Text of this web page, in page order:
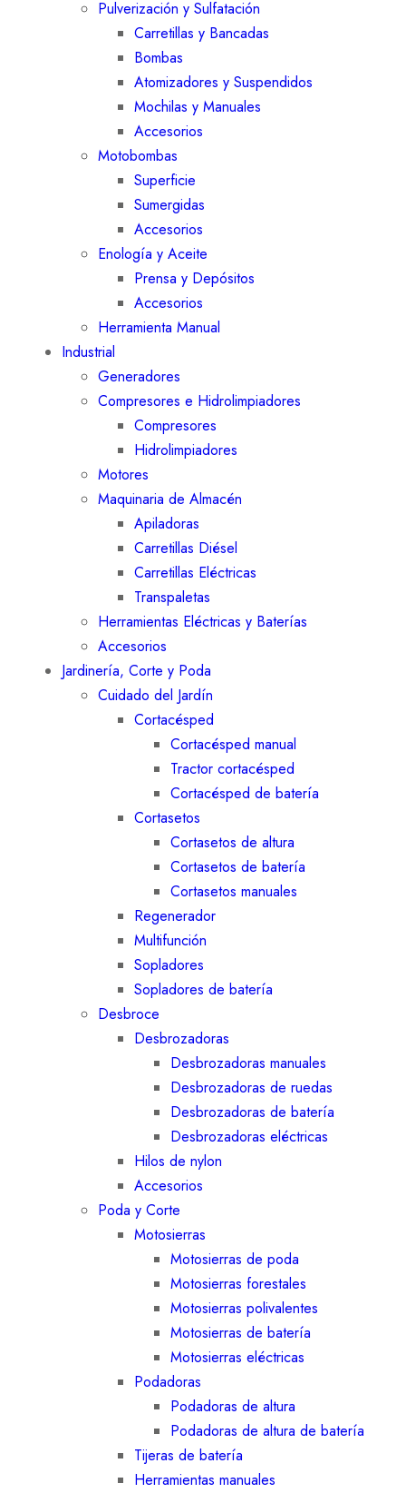
Pulverización y Sulfatación
Carretillas y Bancadas
Bombas
Atomizadores y Suspendidos
Mochilas y Manuales
Accesorios
Motobombas
Superficie
Sumergidas
Accesorios
Enología y Aceite
Prensa y Depósitos
Accesorios
Herramienta Manual
Industrial
Generadores
Compresores e Hidrolimpiadores
Compresores
Hidrolimpiadores
Motores
Maquinaria de Almacén
Apiladoras
Carretillas Diésel
Carretillas Eléctricas
Transpaletas
Herramientas Eléctricas y Baterías
Accesorios
Jardinería, Corte y Poda
Cuidado del Jardín
Cortacésped
Cortacésped manual
Tractor cortacésped
Cortacésped de batería
Cortasetos
Cortasetos de altura
Cortasetos de batería
Cortasetos manuales
Regenerador
Multifunción
Sopladores
Sopladores de batería
Desbroce
Desbrozadoras
Desbrozadoras manuales
Desbrozadoras de ruedas
Desbrozadoras de batería
Desbrozadoras eléctricas
Hilos de nylon
Accesorios
Poda y Corte
Motosierras
Motosierras de poda
Motosierras forestales
Motosierras polivalentes
Motosierras de batería
Motosierras eléctricas
Podadoras
Podadoras de altura
Podadoras de altura de batería
Tijeras de batería
Herramientas manuales